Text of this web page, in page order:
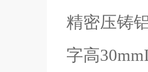
精密压铸
字高